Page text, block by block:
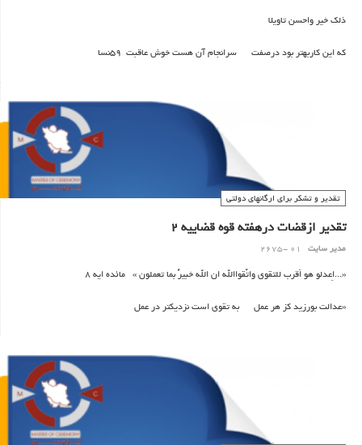
ذلک خیر واحسن تاویلا
که این کاربهتر بود درصفت سرانجام آن هست خوش عاقبت 59نسا
تقدیر و تشکر برای ارگانهای دولتی
تقدیر ازقضات درهفته قوه قضاییه 2
مدیر سایت 01 -2675
«...اِعدلو هو اَقرب للتقوی واتّقواالله ان الله خبیرٌ بما تعملون » مائده ایه 8
«عدالت بورزید کز هر عمل به تقوی است نزدیکتر در عمل